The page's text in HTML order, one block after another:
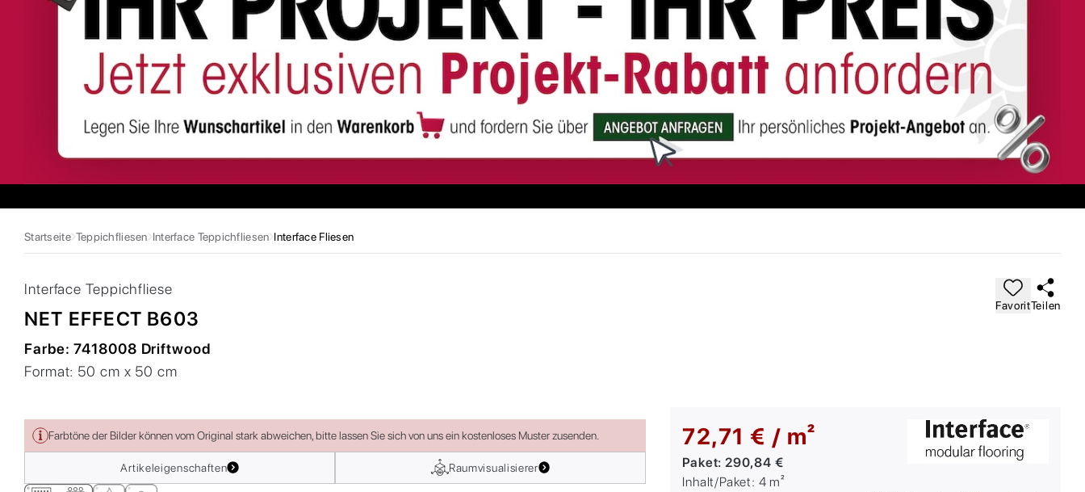
Startseite Teppichfliesen Interface Teppichfliesen Interface Fliesen
Interface Teppichfliese
NET EFFECT B603
Farbe:7418008 Driftwood
Format: 50 cm x 50 cm
FavoritTeilen
Farbtöne der Bilder können vom Original stark abweichen, bitte lassen Sie sich von uns ein kostenloses Muster zusenden.
Artikeleigenschaften Raumvisualisierer
72,71 € / m²
Paket: 290,84 €
Inhalt/Paket: 4 m²